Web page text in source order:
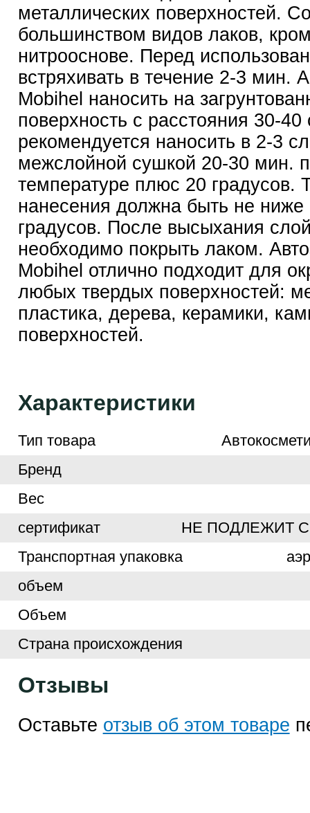
металлических поверхностей.
большинством видов лаков,
нитрооснове. Перед
встряхивать в течение 2-3 мин.
Mobihel наносить на
поверхность с расстояния 30-
рекомендуется наносить в 2-3
межслойной сушкой 20-30 мин.
температуре плюс 20 градусов.
нанесения должна быть не
градусов. После высыхания
необходимо покрыть лаком.
Mobihel отлично подходит для
любых твердых поверхностей:
пластика, дерева, керамики,
поверхностей.
Характеристики
Тип товара
Бренд
Вес
сертификат
НЕ ПОДЛЕЖИТ
Транспортная упаковка
объем
Объем
Страна происхождения
Отзывы
Оставьте отзыв об этом товаре